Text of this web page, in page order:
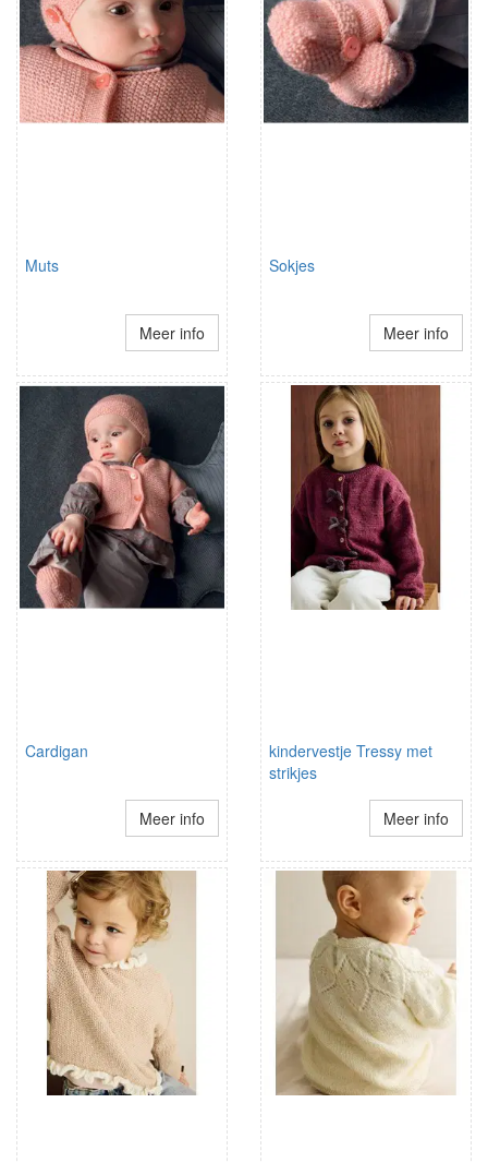
Muts
Meer info
Sokjes
Meer info
Cardigan
Meer info
kindervestje Tressy met
strikjes
Meer info